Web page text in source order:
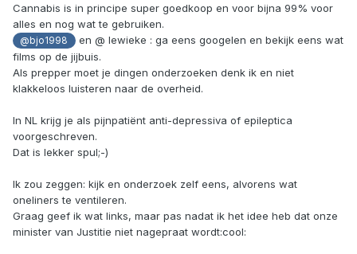
Cannabis is in principe super goedkoop en voor bijna 99% voor
alles en nog wat te gebruiken.
@bjo1998
en @ lewieke : ga eens googelen en bekijk eens wat
films op de jijbuis.
Als prepper moet je dingen onderzoeken denk ik en niet
klakkeloos luisteren naar de overheid.
In NL krijg je als pijnpatiënt anti-depressiva of epileptica
voorgeschreven.
Dat is lekker spul;-)
Ik zou zeggen: kijk en onderzoek zelf eens, alvorens wat
oneliners te ventileren.
Graag geef ik wat links, maar pas nadat ik het idee heb dat onze
minister van Justitie niet nagepraat wordt:cool: